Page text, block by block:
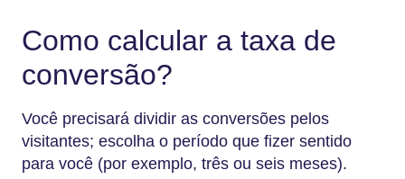
Como calcular a taxa de
conversão?
Você precisará dividir as conversões pelos
visitantes; escolha o período que fizer sentido
para você (por exemplo, três ou seis meses).